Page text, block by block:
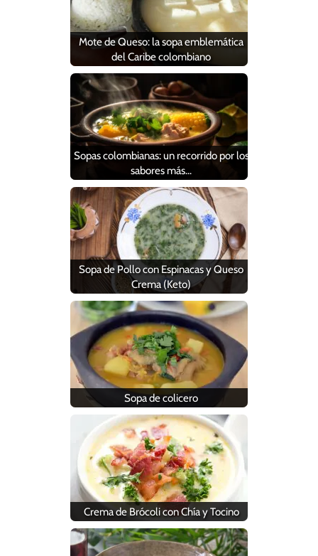
Mote de Queso: la sopa emblemática
del Caribe colombiano
Sopas colombianas: un recorrido por los
sabores más…
Sopa de Pollo con Espinacas y Queso
Crema (Keto)
Sopa de colicero
Crema de Brócoli con Chía y Tocino